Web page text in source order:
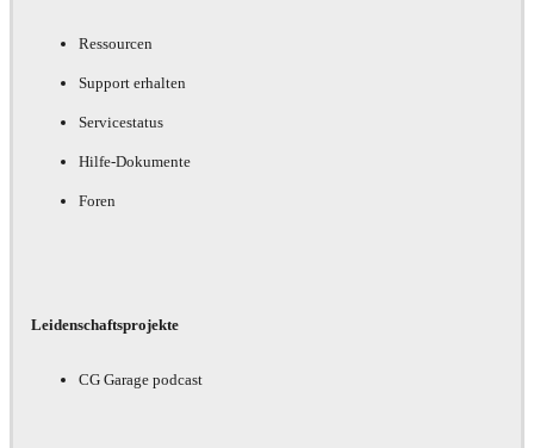
Ressourcen
Support erhalten
Servicestatus
Hilfe-Dokumente
Foren
Leidenschaftsprojekte
CG Garage podcast